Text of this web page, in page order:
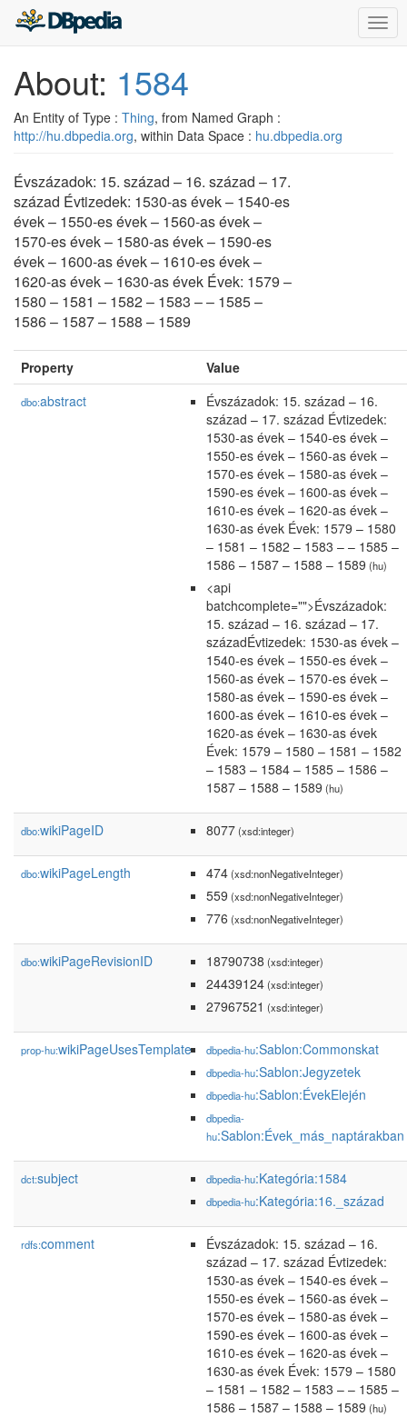
About: 1584
An Entity of Type : Thing, from Named Graph :
http://hu.dbpedia.org, within Data Space : hu.dbpedia.org
Évszázadok: 15. század – 16. század – 17.
század Évtizedek: 1530-as évek – 1540-es
évek – 1550-es évek – 1560-as évek –
1570-es évek – 1580-as évek – 1590-es
évek – 1600-as évek – 1610-es évek –
1620-as évek – 1630-as évek Évek: 1579 –
1580 – 1581 – 1582 – 1583 – – 1585 –
1586 – 1587 – 1588 – 1589
Property Value
dbo:abstract
Évszázadok: 15. század – 16.
század – 17. század Évtizedek:
1530-as évek – 1540-es évek –
1550-es évek – 1560-as évek –
1570-es évek – 1580-as évek –
1590-es évek – 1600-as évek –
1610-es évek – 1620-as évek –
1630-as évek Évek: 1579 – 1580
– 1581 – 1582 – 1583 – – 1585 –
1586 – 1587 – 1588 – 1589 (hu)
<api
batchcomplete="">Évszázadok:
15. század – 16. század – 17.
századÉvtizedek: 1530-as évek –
1540-es évek – 1550-es évek –
1560-as évek – 1570-es évek –
1580-as évek – 1590-es évek –
1600-as évek – 1610-es évek –
1620-as évek – 1630-as évek
Évek: 1579 – 1580 – 1581 – 1582
– 1583 – 1584 – 1585 – 1586 –
1587 – 1588 – 1589 (hu)
dbo:wikiPageID 8077(xsd:integer)
dbo:wikiPageLength 474(xsd:nonNegativeInteger)
559 (xsd:nonNegativeInteger)
776 (xsd:nonNegativeInteger)
dbo:wikiPageRevisionID 18790738 (xsd:integer)
24439124(xsd:integer)
27967521 (xsd:integer)
prop-hu:wikiPageUsesTemplate dbpedia-hu:Sablon:Commonskat
dbpedia-hu:Sablon:Jegyzetek
dbpedia-hu:Sablon:ÉvekElején
dbpedia-
hu:Sablon:Évek_más_naptárakban
dct:subject dbpedia-hu:Kategória:1584
dbpedia-hu:Kategória:16._század
rdfs:comment
Évszázadok: 15. század – 16.
század – 17. század Évtizedek:
1530-as évek – 1540-es évek –
1550-es évek – 1560-as évek –
1570-es évek – 1580-as évek –
1590-es évek – 1600-as évek –
1610-es évek – 1620-as évek –
1630-as évek Évek: 1579 – 1580
– 1581 – 1582 – 1583 – – 1585 –
1586 – 1587 – 1588 – 1589 (hu)